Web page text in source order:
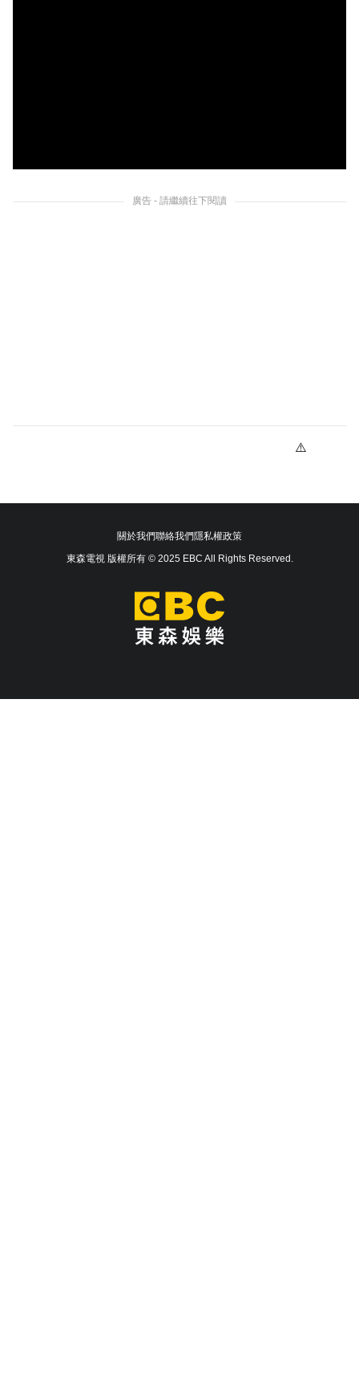
廣告 - 請繼續往下閱讀
關於我們聯絡我們隱私權政策
東森電視 版權所有 © 2025 EBC All Rights Reserved.